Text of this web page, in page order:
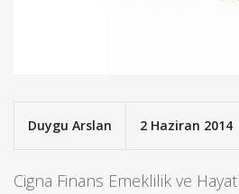
Duygu Arslan 2 Haziran 2014
Cigna Finans Emeklilik ve